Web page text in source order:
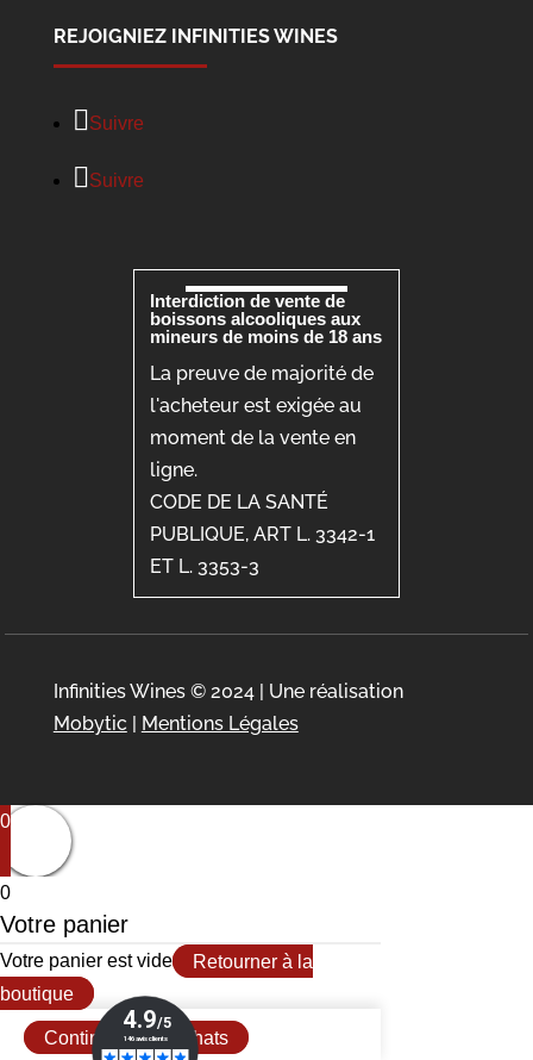
REJOIGNIEZ INFINITIES WINES
Suivre
Suivre
Interdiction de vente de
boissons alcooliques aux
mineurs de moins de 18 ans
La preuve de majorité de
l'acheteur est exigée au
moment de la vente en
ligne.
CODE DE LA SANTÉ
PUBLIQUE, ART L. 3342-1
ET L. 3353-3
Infinities Wines © 2024 | Une réalisation
Mobytic
Mentions Légales
0
0
Votre panier
Votre panier est vide
Retourner à la
boutique
Continuer mes achats